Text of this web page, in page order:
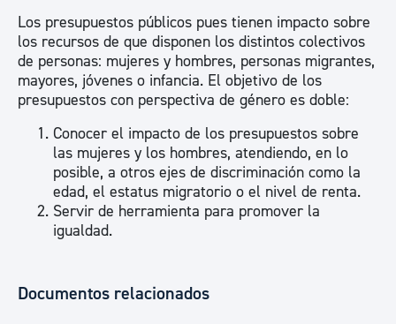
Los presupuestos públicos pues tienen impacto sobre
los recursos de que disponen los distintos colectivos
de personas: mujeres y hombres, personas migrantes,
mayores, jóvenes o infancia. El objetivo de los
presupuestos con perspectiva de género es doble:
Conocer el impacto de los presupuestos sobre
las mujeres y los hombres, atendiendo, en lo
posible, a otros ejes de discriminación como la
edad, el estatus migratorio o el nivel de renta.
Servir de herramienta para promover la
igualdad.
Documentos relacionados